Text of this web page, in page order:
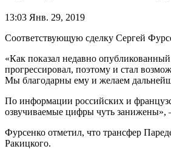
13:03 Янв. 29, 2019
Соответствующую сделку Сергей
«Как показал недавно
прогрессировал, поэтому и стал
Мы благодарны ему и желаем
По информации российских и
озвучиваемые цифры чуть
Фурсенко отметил, что трансфер
Ракицкого.